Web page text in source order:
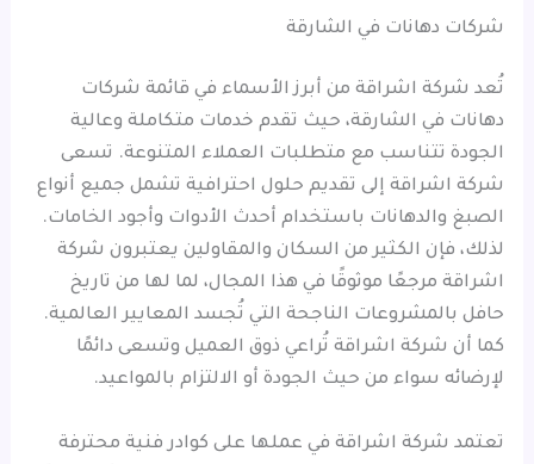
شركات دهانات في الشارقة
تُعد شركة اشراقة من أبرز الأسماء في قائمة شركات
دهانات في الشارقة، حيث تقدم خدمات متكاملة وعالية
الجودة تتناسب مع متطلبات العملاء المتنوعة. تسعى
شركة اشراقة إلى تقديم حلول احترافية تشمل جميع أنواع
الصبغ والدهانات باستخدام أحدث الأدوات وأجود الخامات.
لذلك، فإن الكثير من السكان والمقاولين يعتبرون شركة
اشراقة مرجعًا موثوقًا في هذا المجال، لما لها من تاريخ
حافل بالمشروعات الناجحة التي تُجسد المعايير العالمية.
كما أن شركة اشراقة تُراعي ذوق العميل وتسعى دائمًا
لإرضائه سواء من حيث الجودة أو الالتزام بالمواعيد.
تعتمد شركة اشراقة في عملها على كوادر فنية محترفة